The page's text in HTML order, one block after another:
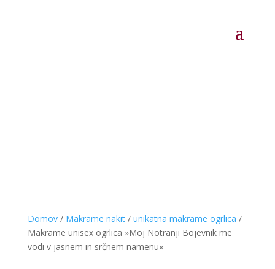
Domov/ Makrame nakit/ unikatna makrame ogrlica /
Makrame unisex ogrlica »Moj Notranji Bojevnik me
vodi v jasnem in srčnem namenu«